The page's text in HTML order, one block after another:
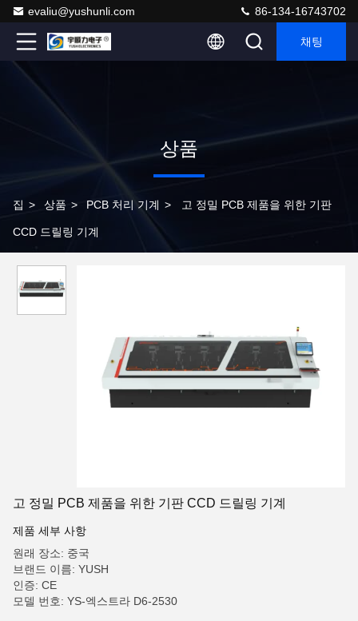
evaliu@yushunli.com 86-134-16743702
채팅
상품
집 > 상품 > PCB 처리 기계 > 고 정밀 PCB 제품을 위한 기판
CCD 드릴링 기계
고 정밀 PCB 제품을 위한 기판 CCD 드릴링 기계
제품 세부 사항
원래 장소: 중국
브랜드 이름: YUSH
인증: CE
모델 번호: YS-엑스트라 D6-2530